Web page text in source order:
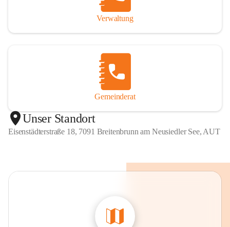
Verwaltung
Gemeinderat
Unser Standort
Eisenstädterstraße 18, 7091 Breitenbrunn am Neusiedler See, AUT